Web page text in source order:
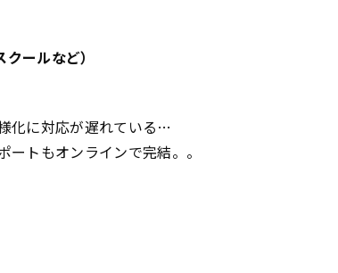
ールなど）
化に対応が遅れている…
トもオンラインで完結。。